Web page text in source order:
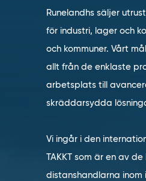
Runelandhs säljer
för industri, lager och
och kommuner. Vårt
allt från de enklaste
arbetsplats till
skräddarsydda
Vi ingår i den
TAKKT som är en av
distanshandlarna inom